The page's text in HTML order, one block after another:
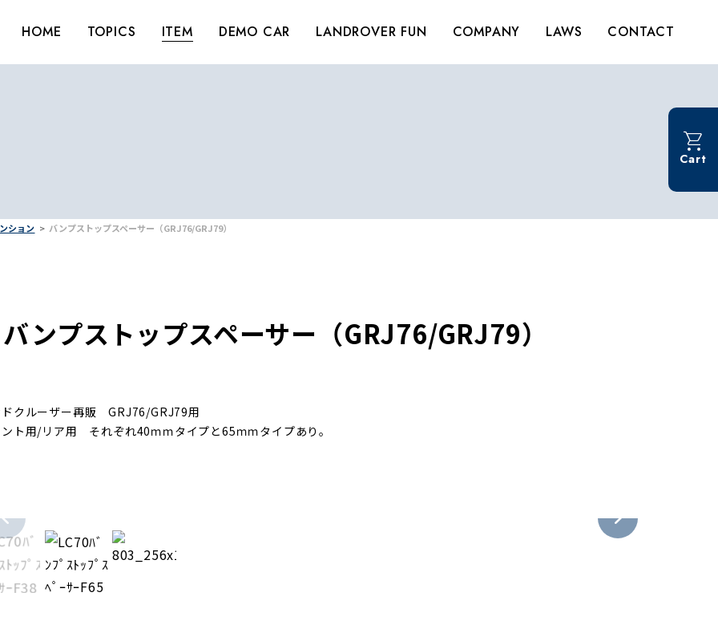
HOME TOPICS ITEM DEMO CAR LANDROVER FUN COMPANY LAWS CONTACT
ション バンプストップスペーサー（GRJ76/GRJ79）
バンプストップスペーサー（GRJ76/GRJ79）
ドクルーザー再販 GRJ76/GRJ79用
ント用/リア用 それぞれ40ｍｍタイプと65ｍｍタイプあり。
Cart